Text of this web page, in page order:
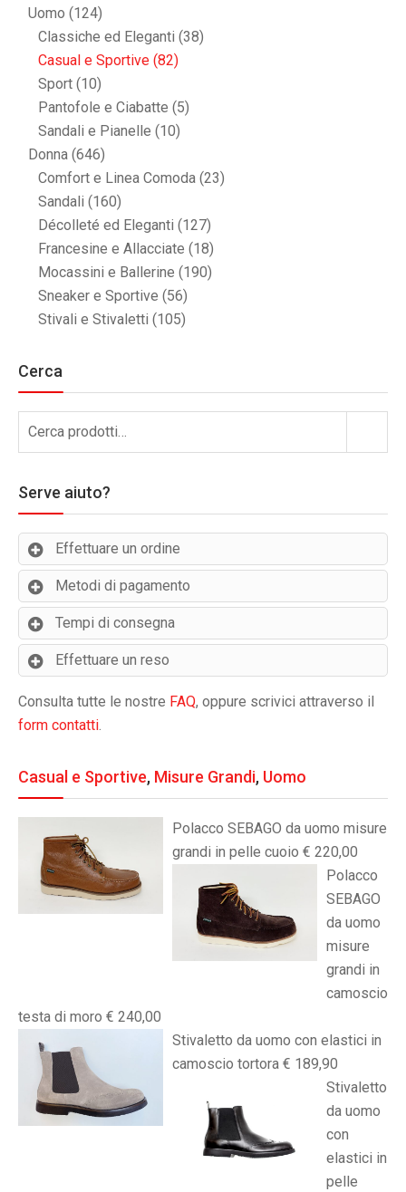
Uomo (124)
Classiche ed Eleganti (38)
Casual e Sportive (82)
Sport (10)
Pantofole e Ciabatte (5)
Sandali e Pianelle (10)
Donna (646)
Comfort e Linea Comoda (23)
Sandali (160)
Décolleté ed Eleganti (127)
Francesine e Allacciate (18)
Mocassini e Ballerine (190)
Sneaker e Sportive (56)
Stivali e Stivaletti (105)
Cerca
Serve aiuto?
Effettuare un ordine
Metodi di pagamento
Tempi di consegna
Effettuare un reso
Consulta tutte le nostre FAQ, oppure scrivici attraverso il
form contatti.
Casual e Sportive, Misure Grandi, Uomo
Polacco SEBAGO da uomo misure
grandi in pelle cuoio € 220,00
Polacco
SEBAGO
da uomo
misure
grandi in
camoscio
testa di moro € 240,00
Stivaletto da uomo con elastici in
camoscio tortora € 189,90
Stivaletto
da uomo
con
elastici in
pelle